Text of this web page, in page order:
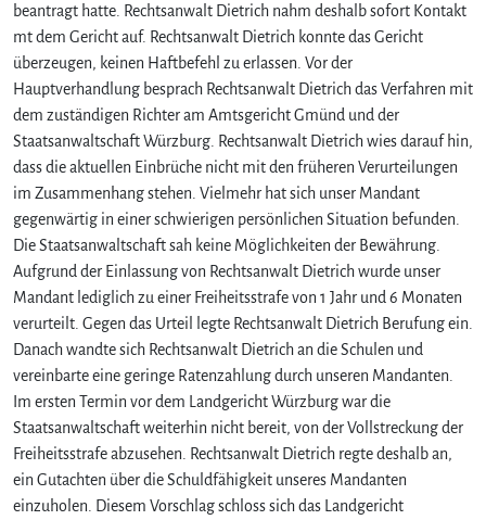
beantragt hatte. Rechtsanwalt Dietrich nahm deshalb sofort Kontakt
mt dem Gericht auf. Rechtsanwalt Dietrich konnte das Gericht
überzeugen, keinen Haftbefehl zu erlassen. Vor der
Hauptverhandlung besprach Rechtsanwalt Dietrich das Verfahren mit
dem zuständigen Richter am Amtsgericht Gmünd und der
Staatsanwaltschaft Würzburg. Rechtsanwalt Dietrich wies darauf hin,
dass die aktuellen Einbrüche nicht mit den früheren Verurteilungen
im Zusammenhang stehen. Vielmehr hat sich unser Mandant
gegenwärtig in einer schwierigen persönlichen Situation befunden.
Die Staatsanwaltschaft sah keine Möglichkeiten der Bewährung.
Aufgrund der Einlassung von Rechtsanwalt Dietrich wurde unser
Mandant lediglich zu einer Freiheitsstrafe von 1 Jahr und 6 Monaten
verurteilt. Gegen das Urteil legte Rechtsanwalt Dietrich Berufung ein.
Danach wandte sich Rechtsanwalt Dietrich an die Schulen und
vereinbarte eine geringe Ratenzahlung durch unseren Mandanten.
Im ersten Termin vor dem Landgericht Würzburg war die
Staatsanwaltschaft weiterhin nicht bereit, von der Vollstreckung der
Freiheitsstrafe abzusehen. Rechtsanwalt Dietrich regte deshalb an,
ein Gutachten über die Schuldfähigkeit unseres Mandanten
einzuholen. Diesem Vorschlag schloss sich das Landgericht